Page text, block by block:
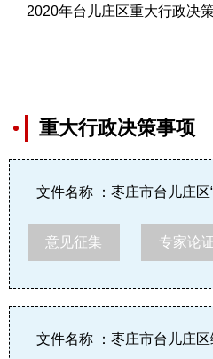
2020年台儿庄区重大行政决
重大行政决策事项
文件名称 ：枣庄市台儿庄区
意见征集 专家论
文件名称 ：枣庄市台儿庄